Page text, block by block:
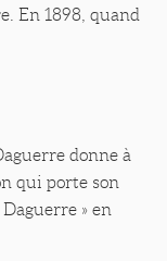
En 1898, quand
donne à
qui porte son
» en